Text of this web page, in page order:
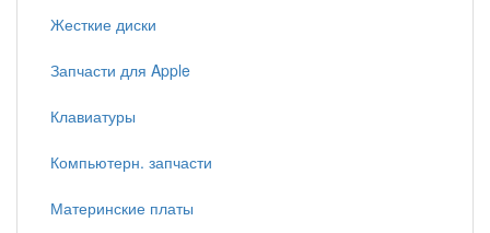
Жесткие диски
Запчасти для Apple
Клавиатуры
Компьютерн. запчасти
Материнские платы